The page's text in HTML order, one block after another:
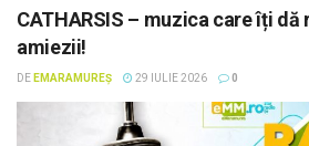
CATHARSIS – muzica care îți dă
amiezii!
DE EMARAMUREȘ 29 IULIE 2026 0